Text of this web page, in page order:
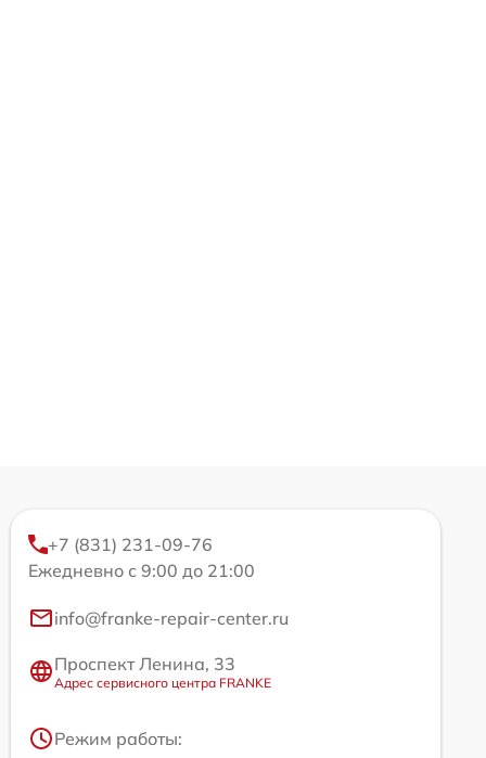
+7 (831) 231-09-76
Ежедневно с 9:00 до 21:00
info@franke-repair-center.ru
Проспект Ленина, 33
Адрес сервисного центра FRANKE
Режим работы: